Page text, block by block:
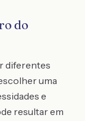
do
diferentes
uma
e
resultar em